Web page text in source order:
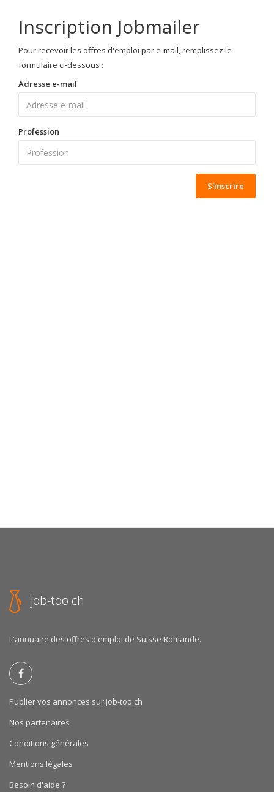
Inscription Jobmailer
Pour recevoir les offres d'emploi par e-mail, remplissez le
formulaire ci-dessous :
Adresse e-mail
Profession
S'inscrire
job-too.ch
L'annuaire des offres d'emploi de Suisse Romande.
Publier vos annonces sur job-too.ch
Nos partenaires
Conditions générales
Mentions légales
Besoin d'aide ?